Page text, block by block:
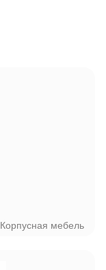
Корпусная мебель